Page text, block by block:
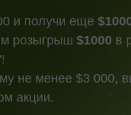
и получи еще
розыгрыш $1000 в
не менее $3 000,
акции.